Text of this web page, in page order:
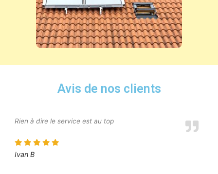
Avis de nos clients
Rien à dire le service est au top
Ivan B